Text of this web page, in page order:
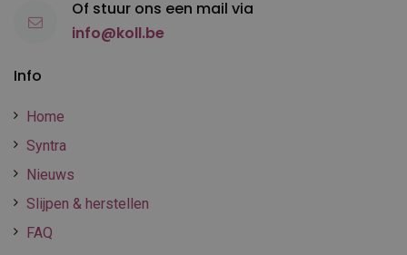
Info
Home
Syntra
Nieuws
Slijpen & herstellen
FAQ
Of stuur ons een mail via
info@koll.be